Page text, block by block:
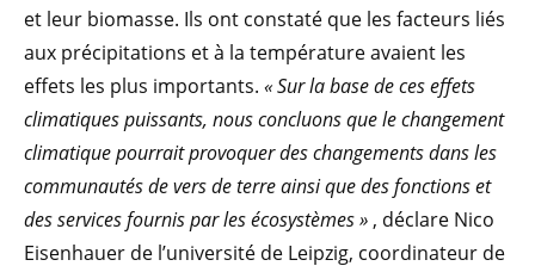
et leur biomasse. Ils ont constaté que les facteurs liés
aux précipitations et à la température avaient les
effets les plus importants. « Sur la base de ces effets
climatiques puissants, nous concluons que le changement
climatique pourrait provoquer des changements dans les
communautés de vers de terre ainsi que des fonctions et
des services fournis par les écosystèmes » , déclare Nico
Eisenhauer de l’université de Leipzig, coordinateur de